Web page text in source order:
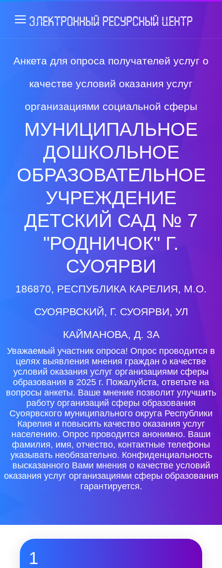
Анкета для опроса получателей услуг о
качестве условий оказания услуг
организациями социальной сферы
МУНИЦИПАЛЬНОЕ
ДОШКОЛЬНОЕ
ОБРАЗОВАТЕЛЬНОЕ
УЧРЕЖДЕНИЕ
ДЕТСКИЙ САД № 7
"РОДНИЧОК" Г.
СУОЯРВИ
186870, РЕСПУБЛИКА КАРЕЛИЯ, М.О.
СУОЯРВСКИЙ, Г. СУОЯРВИ, УЛ
КАЙМАНОВА, Д. 3А
Уважаемый участник опроса! Опрос проводится в
целях выявления мнения граждан о качестве
условий оказания услуг организациями сферы
образования в 2025 г. Пожалуйста, ответьте на
вопросы анкеты. Ваше мнение позволит улучшить
работу организаций сферы образования
Суоярвского муниципального округа Республики
Карелия и повысить качество оказания услуг
населению. Опрос проводится анонимно. Ваши
фамилия, имя, отчество, контактные телефоны
указывать необязательно. Конфиденциальность
высказанного Вами мнения о качестве условий
оказания услуг организациями сферы образования
гарантируется.
1